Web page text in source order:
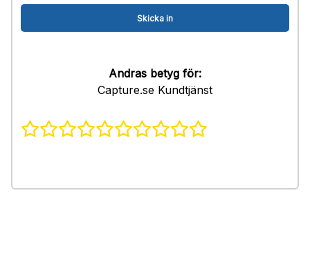
Andras betyg för:
Capture.se Kundtjänst